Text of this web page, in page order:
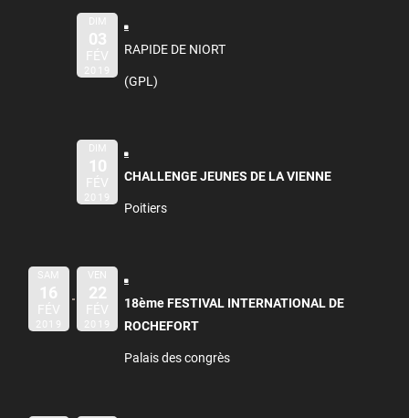
DIM
03
FÉV
2019
RAPIDE DE NIORT
(GPL)
DIM
10
FÉV
2019
CHALLENGE JEUNES DE LA VIENNE
Poitiers
SAM
16
FÉV
2019
VEN
22
FÉV
2019
18ème FESTIVAL INTERNATIONAL DE
ROCHEFORT
Palais des congrès